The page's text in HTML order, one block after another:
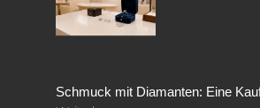
Schmuck mit Diamanten: Eine